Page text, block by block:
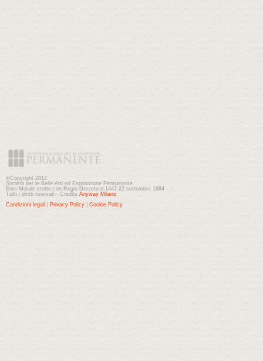
©Copyright 2012
Società per le Belle Arti ed Esposizione Permanente
Ente Morale eretto con Regio Decreto n.1447-22 settembre 1884
Tutti i diritti riservati - Credits Anyway Milano
Condizioni legali
Privacy Policy Cookie Policy